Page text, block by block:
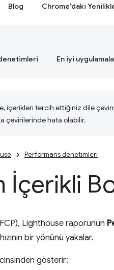
Blog Chrome'daki
En iyi
içerikleri tercih ettiğiniz dile
çevirilerinde hata olabilir.
Performans denetimleri
İçerikli
Lighthouse raporunun
bir yönünü yakalar.
gösterir: